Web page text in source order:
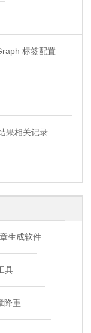
标签配置
果相关记录
生成软件
具
降重